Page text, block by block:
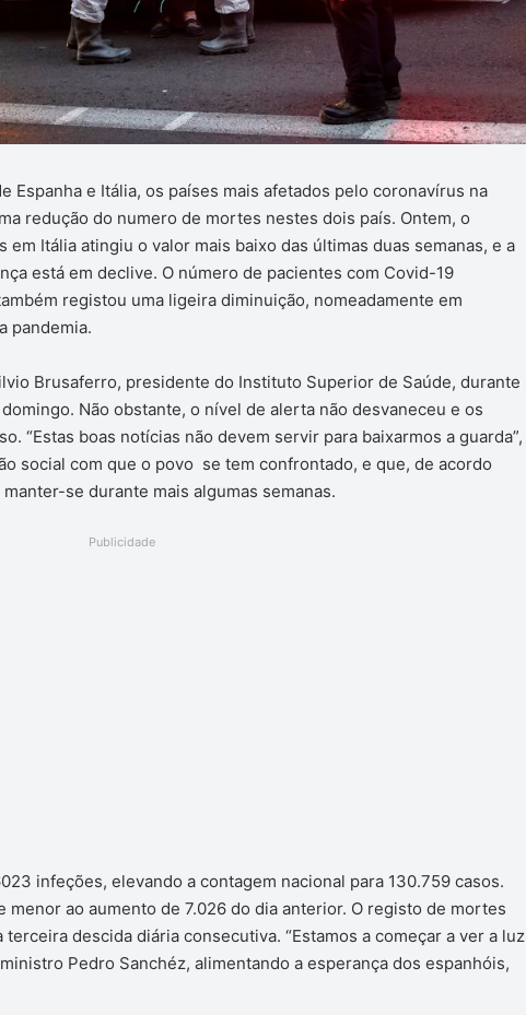
Espanha e Itália, os países mais afetados pelo coronavírus na
redução do numero de mortes nestes dois país. Ontem, o
em Itália atingiu o valor mais baixo das últimas duas semanas, e a
está em declive. O número de pacientes com Covid-19
registou uma ligeira diminuição, nomeadamente em
pandemia.
Brusaferro, presidente do Instituto Superior de Saúde, durante
Não obstante, o nível de alerta não desvaneceu e os
“Estas boas notícias não devem servir para baixarmos a guarda”,
social com que o povo se tem confrontado, e que, de acordo
se durante mais algumas semanas.
Publicidade
infeções, elevando a contagem nacional para 130.759 casos.
ao aumento de 7.026 do dia anterior. O registo de mortes
descida diária consecutiva. “Estamos a começar a ver a luz
Pedro Sanchéz, alimentando a esperança dos espanhóis,